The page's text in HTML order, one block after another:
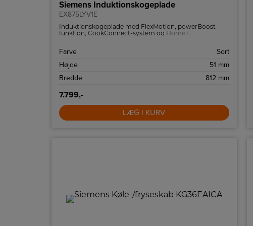
Siemens Induktionskogeplade
EX875LYV1E
Induktionskogeplade med FlexMotion, powerBoost-
funktion, CookConnect-system og Home Connect.
Farve
Sort
Højde
51 mm
Bredde
812 mm
7.799,-
LÆG I KURV